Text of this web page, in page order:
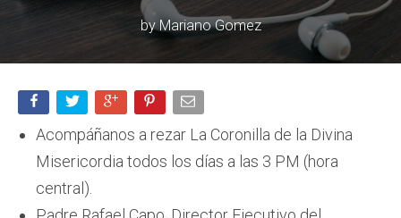
byMariano Gomez
Acompáñanos a rezar La Coronilla de la Divina
Misericordia todos los días a las 3 PM (hora
central).